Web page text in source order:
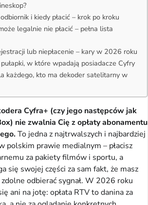
i kiedy płacić – krok po kroku
legalnie nie płacić – pełna lista
lub niepłacenie – kary w 2026 roku
w które wpadają posiadacze Cyfry
każdego, kto ma dekoder satelitarny w
Cyfra+ (czy jego następców jak
nie zwalnia Cię z opłaty abonamentu
To jedna z najtrwalszych i najbardziej
polskim prawie medialnym – płacisz
za pakiety filmów i sportu, a
się swojej części za sam fakt, że masz
odbierać sygnał. W 2026 roku
ani na jotę: opłata RTV to danina za